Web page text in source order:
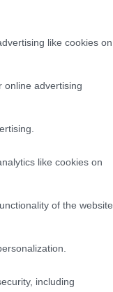
like cookies on
online advertising
like cookies on
of the website
including
τον
στη ζωή
οποίες
σε
για κάτι
φλας,
Μάλιστα,
τροφή